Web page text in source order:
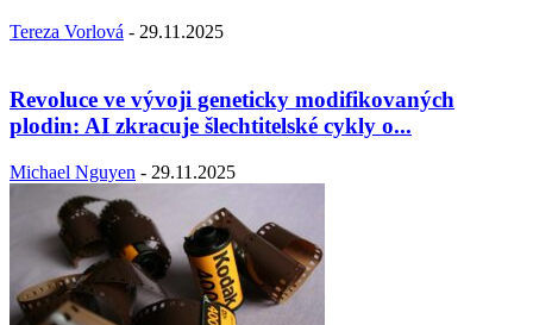
Tereza Vorlová - 29.11.2025
Revoluce ve vývoji geneticky modifikovaných
plodin: AI zkracuje šlechtitelské cykly o...
Michael Nguyen - 29.11.2025